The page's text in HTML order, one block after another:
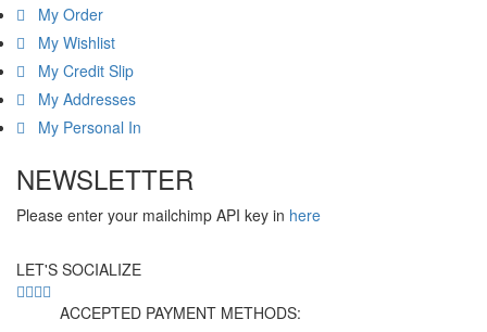
My Order
My Wishlist
My Credit Slip
My Addresses
My Personal In
NEWSLETTER
Please enter your mailchimp API key in here
LET'S SOCIALIZE
ACCEPTED PAYMENT METHODS: